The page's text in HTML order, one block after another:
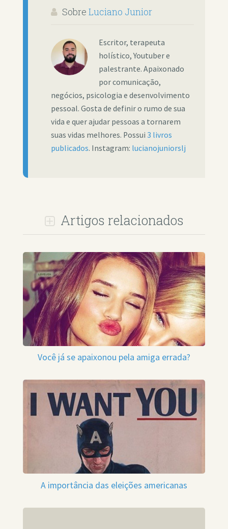
Sobre Luciano Junior
Escritor, terapeuta
holístico, Youtuber e
palestrante. Apaixonado
por comunicação,
negócios, psicologia e desenvolvimento
pessoal. Gosta de definir o rumo de sua
vida e quer ajudar pessoas a tornarem
suas vidas melhores. Possui 3 livros
publicados. Instagram: lucianojuniorslj
Artigos relacionados
Você já se apaixonou pela amiga errada?
A importância das eleições americanas